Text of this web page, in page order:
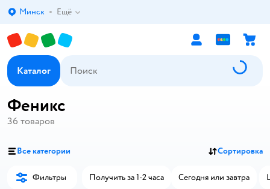
Выбор адреса доставки.
Минск Ещё
Каталог
Феникс
36 товаров
Все категории Сортировка
Фильтры Получить за 1-2 часа Сегодня или завтра